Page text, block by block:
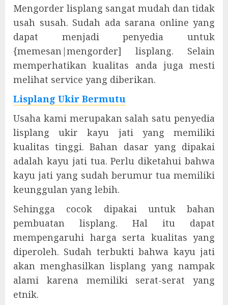
Mengorder lisplang sangat mudah dan tidak
usah susah. Sudah ada sarana online yang
dapat menjadi penyedia untuk
{memesan|mengorder] lisplang. Selain
memperhatikan kualitas anda juga mesti
melihat service yang diberikan.
Lisplang Ukir Bermutu
Usaha kami merupakan salah satu penyedia
lisplang ukir kayu jati yang memiliki
kualitas tinggi. Bahan dasar yang dipakai
adalah kayu jati tua. Perlu diketahui bahwa
kayu jati yang sudah berumur tua memiliki
keunggulan yang lebih.
Sehingga cocok dipakai untuk bahan
pembuatan lisplang. Hal itu dapat
mempengaruhi harga serta kualitas yang
diperoleh. Sudah terbukti bahwa kayu jati
akan menghasilkan lisplang yang nampak
alami karena memiliki serat-serat yang
etnik.